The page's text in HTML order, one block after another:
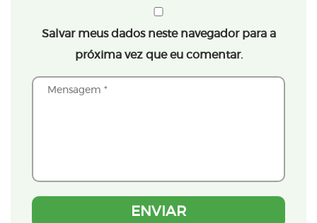
Salvar meus dados neste navegador para a
próxima vez que eu comentar.